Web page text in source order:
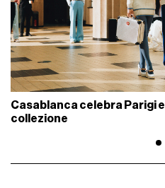
Casablanca celebra Parigi
collezione